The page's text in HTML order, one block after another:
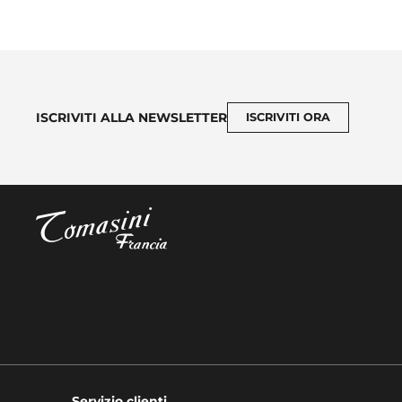
ISCRIVITI ALLA NEWSLETTER ISCRIVITI ORA